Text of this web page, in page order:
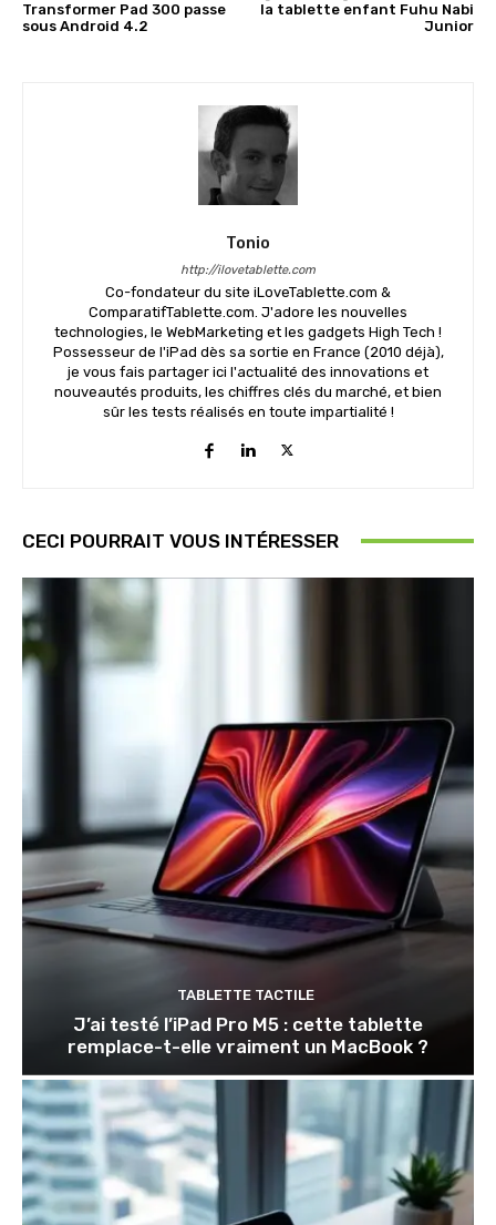
Transformer Pad 300 passe
sous Android 4.2
la tablette enfant Fuhu Nabi
Junior
Tonio
http://ilovetablette.com
Co-fondateur du site iLoveTablette.com &
ComparatifTablette.com. J'adore les nouvelles
technologies, le WebMarketing et les gadgets High Tech !
Possesseur de l'iPad dès sa sortie en France (2010 déjà),
je vous fais partager ici l'actualité des innovations et
nouveautés produits, les chiffres clés du marché, et bien
sûr les tests réalisés en toute impartialité !
CECI POURRAIT VOUS INTÉRESSER
TABLETTE TACTILE
J’ai testé l’iPad Pro M5 : cette tablette
remplace-t-elle vraiment un MacBook ?